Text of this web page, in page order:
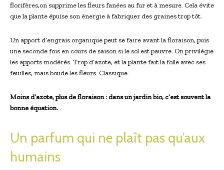
florifères,on supprime les fleurs fanées au fur et à mesure. Cela évite
que la plante épuise son énergie à fabriquer des graines trop tôt.
Un apport d’engrais organique peut se faire avant la floraison, puis
une seconde fois en cours de saison si le sol est pauvre. On privilégie
les apports modérés. Trop d’azote, et la plante fait la folle avec ses
feuilles, mais boude les fleurs. Classique.
Moins d’azote, plus de floraison : dans un jardin bio, c’est souvent la
bonne équation.
Un parfum qui ne plaît pas qu’aux
humains